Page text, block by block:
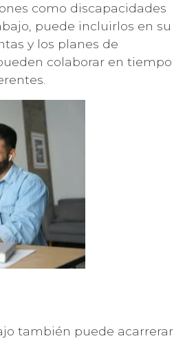
como discapacidades
puede incluirlos en su
y los planes de
colaborar en tiempo
también puede acarrerar